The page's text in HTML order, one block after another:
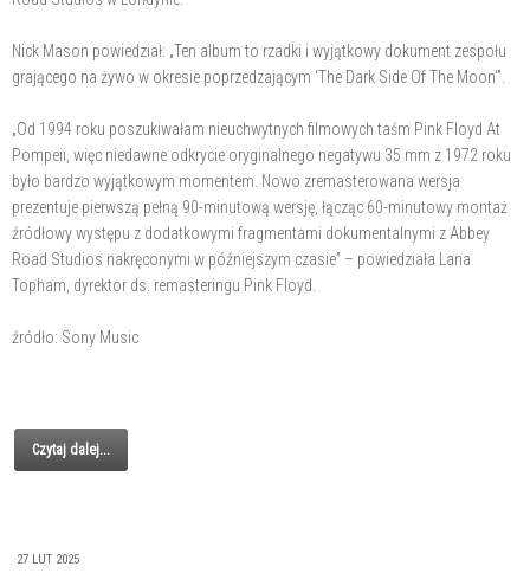
Nick Mason powiedział: „Ten album to rzadki i wyjątkowy dokument zespołu
grającego na żywo w okresie poprzedzającym ‘The Dark Side Of The Moon’”.
„Od 1994 roku poszukiwałam nieuchwytnych filmowych taśm Pink Floyd At
Pompeii, więc niedawne odkrycie oryginalnego negatywu 35 mm z 1972 roku
było bardzo wyjątkowym momentem. Nowo zremasterowana wersja
prezentuje pierwszą pełną 90-minutową wersję, łącząc 60-minutowy montaż
źródłowy występu z dodatkowymi fragmentami dokumentalnymi z Abbey
Road Studios nakręconymi w późniejszym czasie” – powiedziała Lana
Topham, dyrektor ds. remasteringu Pink Floyd.
źródło: Sony Music
Czytaj dalej...
27 LUT 2025